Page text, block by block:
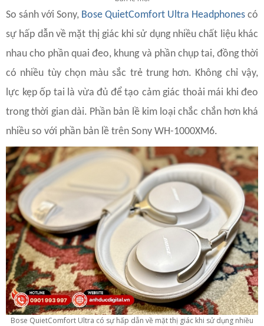
So sánh với Sony, Bose QuietComfort Ultra Headphones có
sự hấp dẫn về mặt thị giác khi sử dụng nhiều chất liệu khác
nhau cho phần quai đeo, khung và phần chụp tai, đồng thời
có nhiều tùy chọn màu sắc trẻ trung hơn. Không chỉ vậy,
lực kẹp ốp tai là vừa đủ để tạo cảm giác thoải mái khi đeo
trong thời gian dài. Phần bản lề kim loại chắc chắn hơn khá
nhiều so với phần bản lề trên Sony WH-1000XM6.
Bose QuietComfort Ultra có sự hấp dẫn về mặt thị giác khi sử dụng nhiều